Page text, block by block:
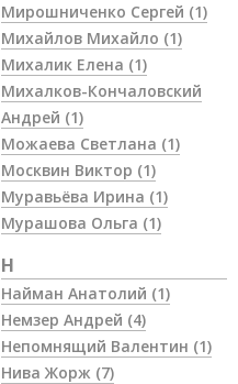
Мирошниченко Сергей (1)
Михайлов Михайло (1)
Михалик Елена (1)
Михалков-Кончаловский
Андрей (1)
Можаева Светлана (1)
Москвин Виктор (1)
Муравьёва Ирина (1)
Мурашова Ольга (1)
Н
Найман Анатолий (1)
Немзер Андрей (4)
Непомнящий Валентин (1)
Нива Жорж (7)